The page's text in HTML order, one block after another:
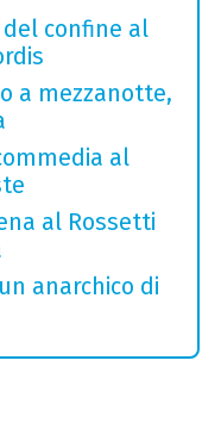
confine al
a mezzanotte,
al
al Rossetti
anarchico di